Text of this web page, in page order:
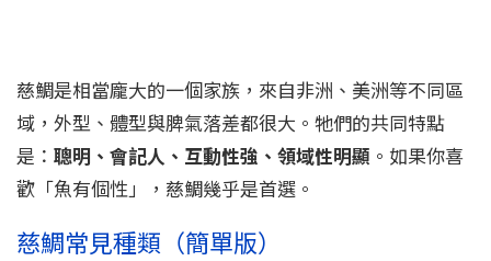
慈鯛是相當龐大的一個家族，來自非洲、美洲等不同區
域，外型、體型與脾氣落差都很大。牠們的共同特點
是： 聰明、會記人、互動性強、領域性明顯 。如果你喜
歡「魚有個性」，慈鯛幾乎是首選。
慈鯛常見種類（簡單版）